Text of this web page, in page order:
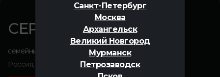
Санкт-Петербург
Москва
Архангельск
Великий Новгород
Мурманск
Петрозаводск
СЕРАФИМА
семейный
Россия, 2025